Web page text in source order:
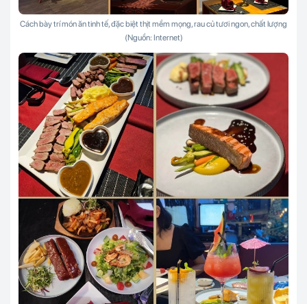
Cách bày trí món ăn tinh tế, đặc biệt thịt mềm mọng, rau củ tươi ngon, chất lượng
(Nguồn: Internet)